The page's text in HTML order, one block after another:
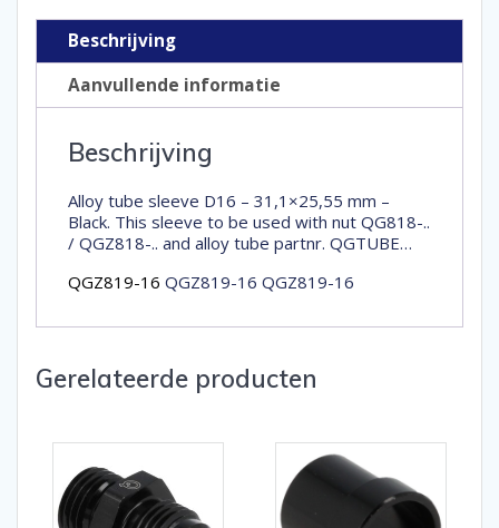
aantalBeschrijving
Aanvullende informatie
Beschrijving
Alloy tube sleeve D16 – 31,1×25,55 mm –
Black. This sleeve to be used with nut QG818-..
/ QGZ818-.. and alloy tube partnr. QGTUBE…
QGZ819-16 QGZ819-16 QGZ819-16
Gerelateerde producten